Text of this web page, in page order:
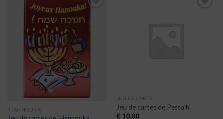
à la liste
souhaits
'HANNOUKA
JEU DE CARTE
Jeu de cartes de Pessa’h
€10,00